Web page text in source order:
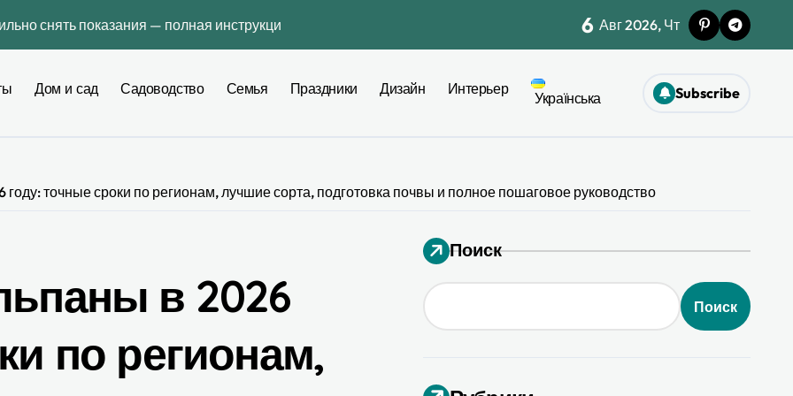
снять показания — полная инструкция без ошибок
профессиональное руководство по созданию гармоничной палитры
действуют сейчас в Украине
мебели и отделки в квартире — честное сравнение 2026
для поиска платформ
сроки, региональная таблица и пошаговая инструкция
6 Авг 2026, Чт
Дом и сад Садоводство Семья Праздники Дизайн Интерьер
Українська Subscribe
году: точные сроки по регионам, лучшие сорта, подготовка почвы и полное пошаговое руководство
в 2026
по регионам,
Поиск
Поиск